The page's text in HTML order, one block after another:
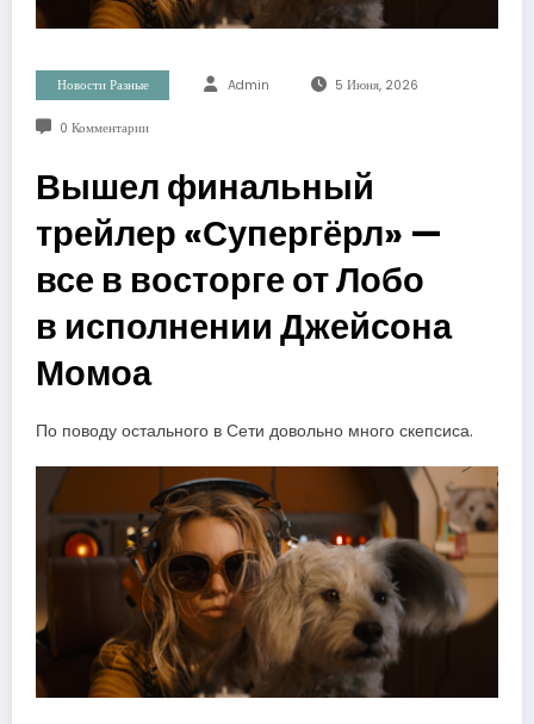
Новости Разные Admin 5 Июня, 2026
0 Комментарии
Вышел финальный
трейлер «Супергёрл» —
все в восторге от Лобо
в исполнении Джейсона
Момоа
По поводу остального в Сети довольно много скепсиса.